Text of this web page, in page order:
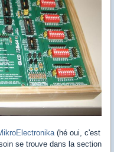
(hé oui, c'est
se trouve dans la section